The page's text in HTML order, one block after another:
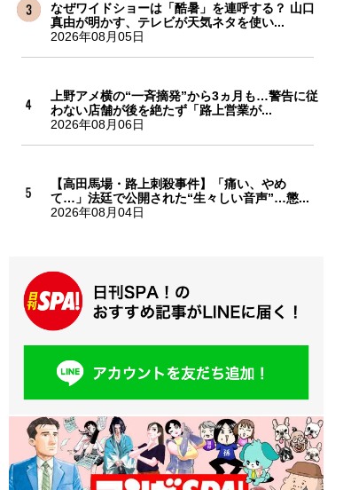
なぜワイドショーは「酷暑」を連呼する？ 山口
真由が明かす、テレビが天気ネタを使い...
2026年08月05日
上野アメ横の“一斉摘発”から3ヵ月も…警告に従
わない店舗が後を絶たず「路上営業が...
2026年08月06日
【高田馬場・路上刺殺事件】「痛い、やめ
て…」法廷で公開された“生々しい音声”…懲...
2026年08月04日